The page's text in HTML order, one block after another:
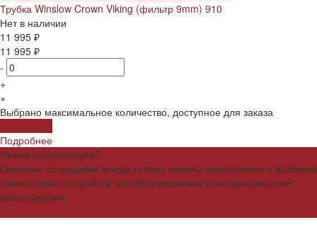
Трубка Winslow Crown Viking (фильтр 9mm) 910
Нет в наличии
11 995 ₽
11 995 ₽
-
+
×
Выбрано максимальное количество, доступное для заказа
Подробнее
Нужна консультация?
Опытные сотрудники всегда готовы помочь покупателям с выбором
совместимых устройств, их обслуживанием и интересующими
аксессуарами.